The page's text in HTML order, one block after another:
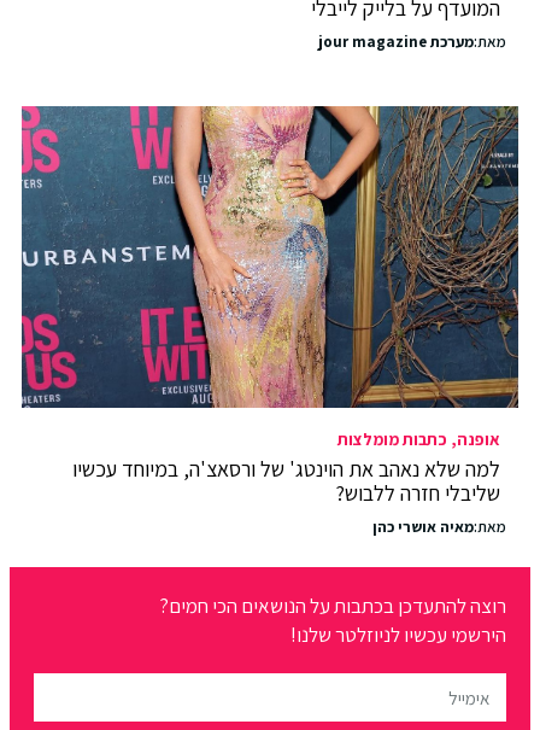
המועדף על בלייק לייבלי
מאת:מערכת jour magazine
אופנה כתבות מומלצות
למה שלא נאהב את הוינטג' של ורסאצ'ה, במיוחד עכשיו
שליבלי חזרה ללבוש?
מאת:מאיה אושרי כהן
רוצה להתעדכן בכתבות על הנושאים הכי חמים?
הירשמי עכשיו לניוזלטר שלנו!